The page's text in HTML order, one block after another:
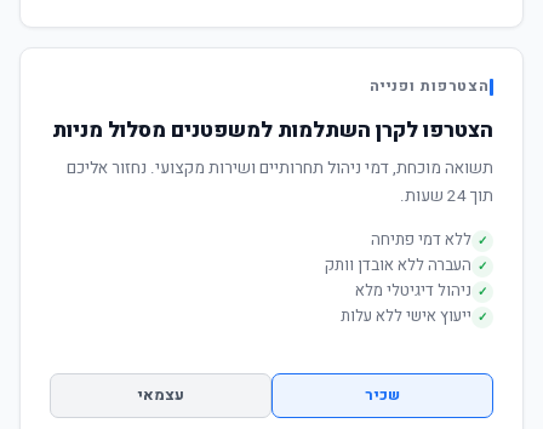
הצטרפות ופנייה
הצטרפו לקרן השתלמות למשפטנים מסלול מניות
תשואה מוכחת, דמי ניהול תחרותיים ושירות מקצועי. נחזור אליכם
תוך 24 שעות.
✓ ללא דמי פתיחה
✓ העברה ללא אובדן וותק
✓ ניהול דיגיטלי מלא
✓ ייעוץ אישי ללא עלות
שכיר עצמאי